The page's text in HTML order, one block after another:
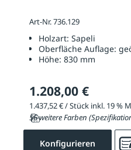
Art-Nr. 736.129
Holzart: Sapeli
Oberfläche Auflage:
Höhe: 830 mm
1.208,00 €
56 weitere Farben
Konfigurieren